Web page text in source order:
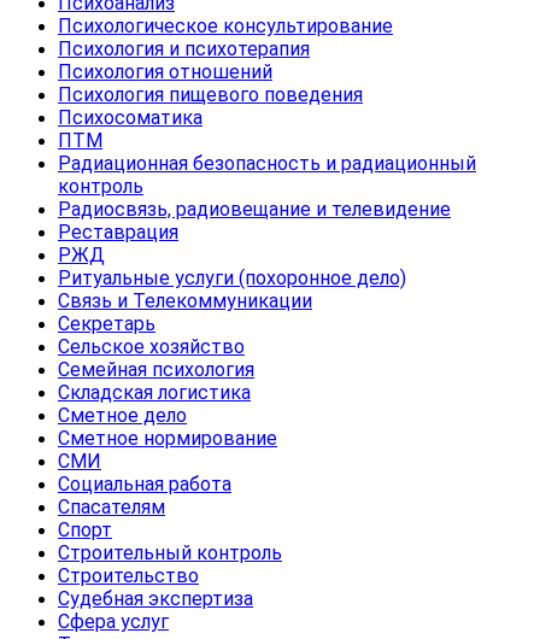
Психологическое консультирование
Психология и психотерапия
Психология отношений
Психология пищевого поведения
Психосоматика
ПТМ
Радиационная безопасность и радиационный
контроль
Радиосвязь, радиовещание и телевидение
Реставрация
РЖД
Ритуальные услуги (похоронное дело)
Связь и Телекоммуникации
Секретарь
Сельское хозяйство
Семейная психология
Складская логистика
Сметное дело
Сметное нормирование
СМИ
Социальная работа
Спасателям
Спорт
Строительный контроль
Строительство
Судебная экспертиза
Сфера услуг